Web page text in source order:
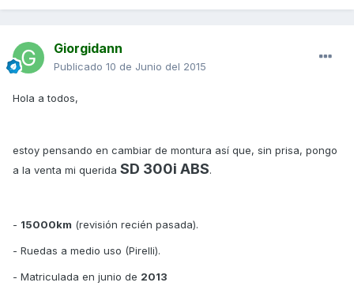
Giorgidann
Publicado 10 de Junio del 2015
Hola a todos,
estoy pensando en cambiar de montura así que, sin prisa, pongo
a la venta mi querida SD 300i ABS.
- 15000km (revisión recién pasada).
- Ruedas a medio uso (Pirelli).
- Matriculada en junio de 2013